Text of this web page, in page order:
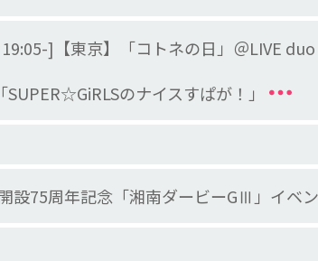
]【東京】「コトネの日」＠LIVE duo
のナイスすぱが！」
設75周年記念「湘南ダービーGⅢ」イベ